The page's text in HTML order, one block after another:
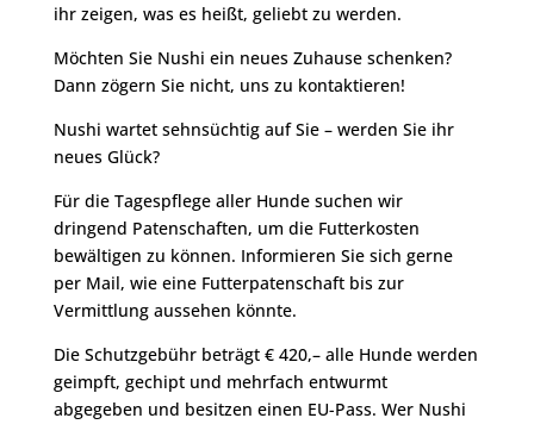
ihr zeigen, was es heißt, geliebt zu werden.
Möchten Sie Nushi ein neues Zuhause schenken?
Dann zögern Sie nicht, uns zu kontaktieren! ️
Nushi wartet sehnsüchtig auf Sie – werden Sie ihr
neues Glück?
Für die Tagespflege aller Hunde suchen wir
dringend Patenschaften, um die Futterkosten
bewältigen zu können. Informieren Sie sich gerne
per Mail, wie eine Futterpatenschaft bis zur
Vermittlung aussehen könnte.
Die Schutzgebühr beträgt € 420,– alle Hunde werden
geimpft, gechipt und mehrfach entwurmt
abgegeben und besitzen einen EU-Pass. Wer Nushi